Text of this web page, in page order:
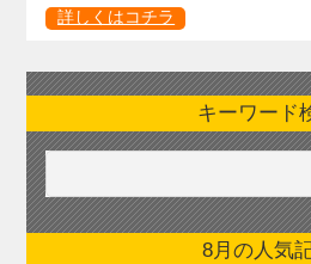
詳しくはコチラ
キーワード
8月の人気